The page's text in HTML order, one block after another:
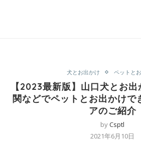
犬とお出かけ ペットと
【2023最新版】山口犬とお
関などでペットとお出かけで
アのご紹介
byCsptl
2021年6月10日